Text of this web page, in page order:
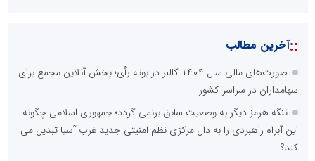
::آخرین مطالب
صورت‌های مالی سال ۱۴۰۴ کالبر در بوته رأی؛ پخش آنلاین مجمع برای
سهامداران در سراسر کشور
تنگه هرمز دیگر به وضعیت سابق برنمی گردد؛ جمهوری اسلامی چگونه
این آبراه راهبردی را به دال مرکزی نظم امنیتی جدید غرب آسیا تبدیل می
کند؟